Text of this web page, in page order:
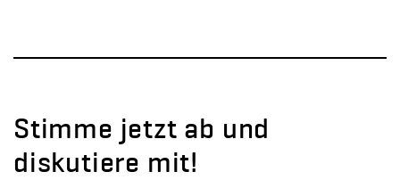
Stimme jetzt ab und
diskutiere mit!